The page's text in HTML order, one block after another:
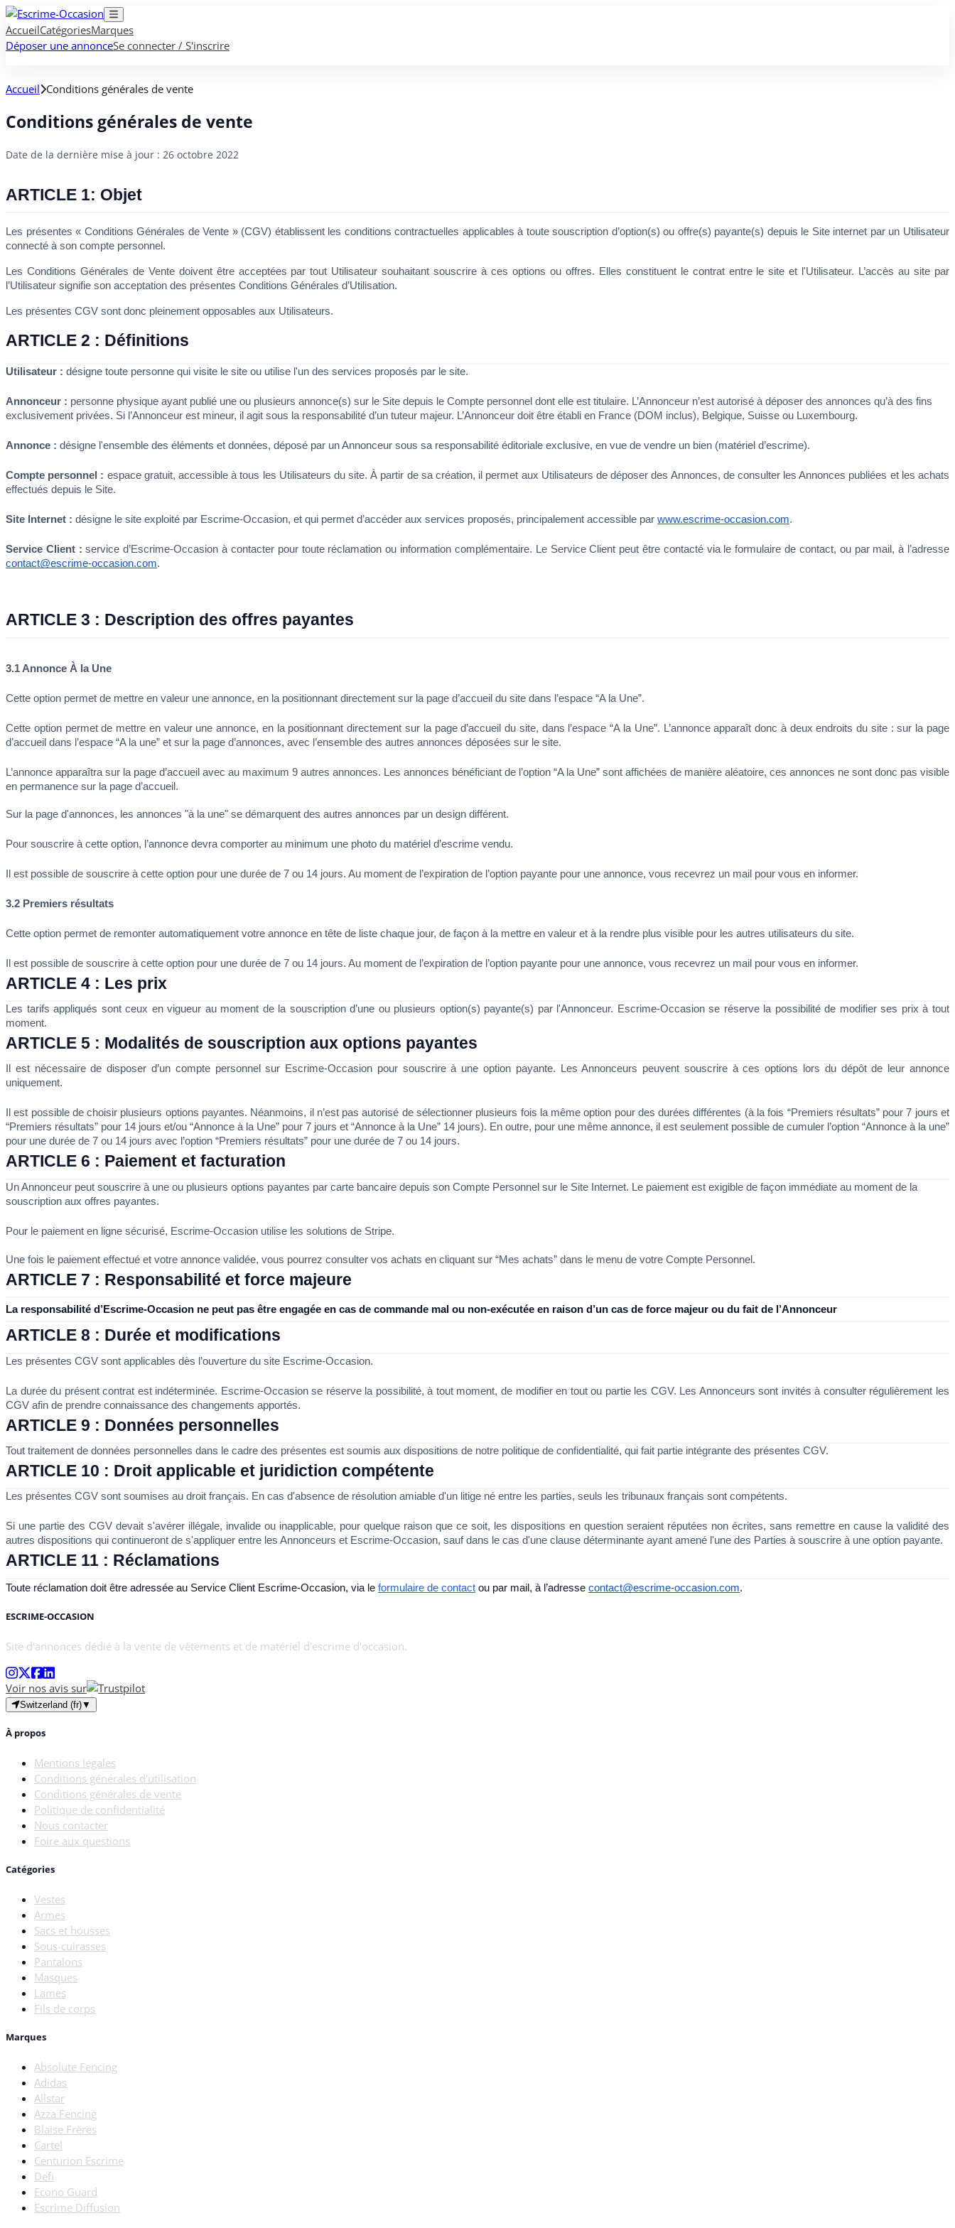
AccueilCatégoriesMarques
Déposer une annonceSe connecter / S'inscrire
Accueil Conditions générales de vente
Conditions générales de vente
Date de la dernière mise à jour : 26 octobre 2022
ARTICLE 1: Objet
Les présentes « Conditions Générales de Vente » (CGV) établissent les conditions contractuelles applicables à toute souscription d’option(s) ou offre(s) payante(s) depuis le Site internet par un Utilisateur
connecté à son compte personnel.
Les Conditions Générales de Vente doivent être acceptées par tout Utilisateur souhaitant souscrire à ces options ou offres. Elles constituent le contrat entre le site et l'Utilisateur. L’accès au site par
l’Utilisateur signifie son acceptation des présentes Conditions Générales d’Utilisation.
Les présentes CGV sont donc pleinement opposables aux Utilisateurs.
ARTICLE 2 : Définitions
Utilisateur : désigne toute personne qui visite le site ou utilise l'un des services proposés par le site.
Annonceur : personne physique ayant publié une ou plusieurs annonce(s) sur le Site depuis le Compte personnel dont elle est titulaire. L’Annonceur n’est autorisé à déposer des annonces qu’à des fins
exclusivement privées. Si l’Annonceur est mineur, il agit sous la responsabilité d’un tuteur majeur. L’Annonceur doit être établi en France (DOM inclus), Belgique, Suisse ou Luxembourg.
Annonce : désigne l'ensemble des éléments et données, déposé par un Annonceur sous sa responsabilité éditoriale exclusive, en vue de vendre un bien (matériel d’escrime).
Compte personnel : espace gratuit, accessible à tous les Utilisateurs du site. À partir de sa création, il permet aux Utilisateurs de déposer des Annonces, de consulter les Annonces publiées et les achats
effectués depuis le Site.
Site Internet : désigne le site exploité par Escrime-Occasion, et qui permet d’accéder aux services proposés, principalement accessible par www.escrime-occasion.com.
Service Client :
contact@escrime-occasion.com.
ARTICLE 3 : Description des offres payantes
3.1 Annonce À la Une
Cette option permet de mettre en valeur une annonce, en la positionnant directement sur la page d’accueil du site dans l’espace “A la Une”.
Cette option permet de mettre en valeur une annonce, en la positionnant directement sur la page d’accueil du site, dans l’espace “A la Une”. L’annonce apparaît donc à deux endroits du site : sur la page
d’accueil dans l’espace “A la une” et sur la page d’annonces, avec l’ensemble des autres annonces déposées sur le site.
L’annonce apparaîtra sur la page d’accueil avec au maximum 9 autres annonces. Les annonces bénéficiant de l’option “A la Une” sont affichées de manière aléatoire, ces annonces ne sont donc pas visible
en permanence sur la page d’accueil.
Sur la page d'annonces, les annonces "à la une" se démarquent des autres annonces par un design différent.
Pour souscrire à cette option, l’annonce devra comporter au minimum une photo du matériel d’escrime vendu.
Il est possible de souscrire à cette option pour une durée de 7 ou 14 jours. Au moment de l’expiration de l’option payante pour une annonce, vous recevrez un mail pour vous en informer.
3.2 Premiers résultats
Cette option permet de remonter automatiquement votre annonce en tête de liste chaque jour, de façon à la mettre en valeur et à la rendre plus visible pour les autres utilisateurs du site.
Il est possible de souscrire à cette option pour une durée de 7 ou 14 jours. Au moment de l’expiration de l’option payante pour une annonce, vous recevrez un mail pour vous en informer.
ARTICLE 4 : Les prix
Les tarifs appliqués sont ceux en vigueur au moment de la souscription d’une ou plusieurs option(s) payante(s) par l'Annonceur. Escrime-Occasion se réserve la possibilité de modifier ses prix à tout
moment.
ARTICLE 5 : Modalités de souscription aux options payantes
Il est nécessaire de disposer d’un compte personnel sur Escrime-Occasion pour souscrire à une option payante. Les Annonceurs peuvent souscrire à ces options lors du dépôt de leur annonce
uniquement.
Il est possible de choisir plusieurs options payantes. Néanmoins, il n’est pas autorisé de sélectionner plusieurs fois la même option pour des durées différentes (à la fois “Premiers résultats” pour 7 jours et
“Premiers résultats” pour 14 jours et/ou “Annonce à la Une” pour 7 jours et “Annonce à la Une” 14 jours). En outre, pour une même annonce, il est seulement possible de cumuler l’option “Annonce à la une”
pour une durée de 7 ou 14 jours avec l’option “Premiers résultats” pour une durée de 7 ou 14 jours.
ARTICLE 6 : Paiement et facturation
Un Annonceur peut souscrire à une ou plusieurs options payantes par carte bancaire depuis son Compte Personnel sur le Site Internet. Le paiement est exigible de façon immédiate au moment de la
souscription aux offres payantes.
Pour le paiement en ligne sécurisé, Escrime-Occasion utilise les solutions de Stripe.
Une fois le paiement effectué et votre annonce validée, vous pourrez consulter vos achats en cliquant sur “Mes achats” dans le menu de votre Compte Personnel.
ARTICLE 7 : Responsabilité et force majeure
La responsabilité d’Escrime-Occasion ne peut pas être engagée en cas de commande mal ou non-exécutée en raison d’un cas de force majeur ou du fait de l’Annonceur
ARTICLE 8 : Durée et modifications
Les présentes CGV sont applicables dès l’ouverture du site Escrime-Occasion.
La durée du présent contrat est indéterminée. Escrime-Occasion se réserve la possibilité, à tout moment, de modifier en tout ou partie les CGV. Les Annonceurs sont invités à consulter régulièrement les
CGV afin de prendre connaissance des changements apportés.
ARTICLE 9 : Données personnelles
Tout traitement de données personnelles dans le cadre des présentes est soumis aux dispositions de notre politique de confidentialité, qui fait partie intégrante des présentes CGV.
ARTICLE 10 : Droit applicable et juridiction compétente
Les présentes CGV sont soumises au droit français. En cas d'absence de résolution amiable d'un litige né entre les parties, seuls les tribunaux français sont compétents.
Si une partie des CGV devait s'avérer illégale, invalide ou inapplicable, pour quelque raison que ce soit, les dispositions en question seraient réputées non écrites, sans remettre en cause la validité des
autres dispositions qui continueront de s'appliquer entre les Annonceurs et Escrime-Occasion, sauf dans le cas d'une clause déterminante ayant amené l'une des Parties à souscrire à une option payante.
ARTICLE 11 : Réclamations
Toute réclamation doit être adressée au Service Client Escrime-Occasion, via le formulaire de contact ou par mail, à l’adresse contact@escrime-occasion.com.
ESCRIME-OCCASION
Site d'annonces dédié à la vente de vêtements et de matériel d'escrime d'occasion.
Voir nos avis sur
Switzerland (fr)▼
À propos
Mentions légales
Conditions générales d'utilisation
Conditions générales de vente
Politique de confidentialité
Nous contacter
Foire aux questions
Catégories
Vestes
Armes
Sacs et housses
Sous-cuirasses
Pantalons
Masques
Lames
Fils de corps
Marques
Absolute Fencing
Adidas
Allstar
Azza Fencing
Blaise Frères
Cartel
Centurion Escrime
Defi
Econo Guard
Escrime Diffusion